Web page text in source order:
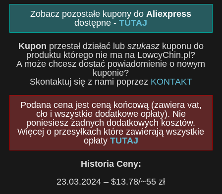
Zobacz pozostałe kupony doAliexpress
dostępne -TUTAJ
Kupon przestał działać lub szukaszkuponu do
produktu którego nie ma na LowcyChin.pl?
A może chcesz dostać powiadomienie o nowym
kuponie?
Skontaktuj się z nami poprzez KONTAKT
Podana cena jest ceną końcową (zawiera vat,
cło i wszystkie dodatkowe opłaty). Nie
poniesiesz żadnych dodatkowych kosztów.
Więcej o przesyłkach które zawierają wszystkie
opłaty TUTAJ
Historia Ceny:
23.03.2024 – $13.78/~55 zł